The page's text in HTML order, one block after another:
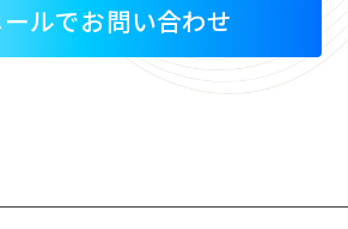
ールでお問い合わせ